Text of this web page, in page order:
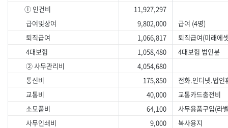
① 인건비
11,927,297
급여및상여
9,802,000
급여 (4명)
퇴직급여
1,066,817
퇴직급여(미래에
4대보험
1,058,480
4대보험 법인분
② 사무관리비
4,054,680
통신비
175,850
전화.인터넷.법인
교통비
40,000
교통카드충전비
소모품비
64,100
사무용품구입(라
사무인쇄비
9,000
복사용지